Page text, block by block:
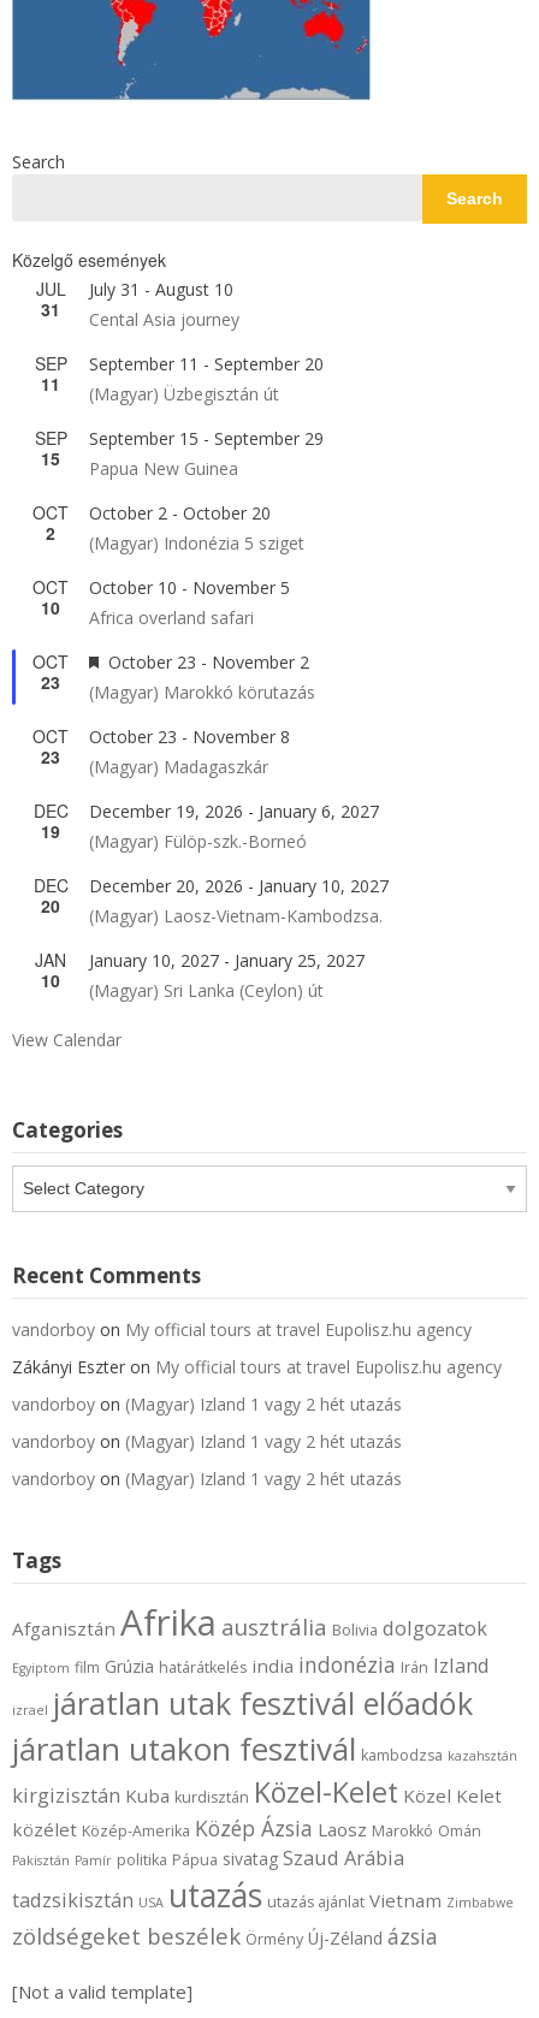
Search
Search
Közelgő események
JUL
31
July 31 - August 10
Cental Asia journey
SEP
11
September 11 - September 20
(Magyar) Üzbegisztán út
SEP
15
September 15 - September 29
Papua New Guinea
OCT
2
October 2 - October 20
(Magyar) Indonézia 5 sziget
OCT
10
October 10 - November 5
Africa overland safari
OCT
23
Featured
October 23 - November 2
(Magyar) Marokkó körutazás
OCT
23
October 23 - November 8
(Magyar) Madagaszkár
DEC
19
December 19, 2026 - January 6, 2027
(Magyar) Fülöp-szk.-Borneó
DEC
20
December 20, 2026 - January 10, 2027
(Magyar) Laosz-Vietnam-Kambodzsa.
JAN
10
January 10, 2027 - January 25, 2027
(Magyar) Sri Lanka (Ceylon) út
View Calendar
Categories
Categories
Recent Comments
vandorboy on My official tours at travel Eupolisz.hu agency
Zákányi Eszter on My official tours at travel Eupolisz.hu agency
vandorboy on (Magyar) Izland 1 vagy 2 hét utazás
vandorboy on (Magyar) Izland 1 vagy 2 hét utazás
vandorboy on (Magyar) Izland 1 vagy 2 hét utazás
Tags
Afganisztán Afrika ausztrália Bolivia dolgozatok
Egyiptom film Grúzia határátkelés india indonézia Irán Izland
izrael járatlan utak fesztivál előadók
járatlan utakon fesztivál kambodzsa kazahsztán
kirgizisztán Kuba kurdisztán Közel-Kelet Közel Kelet
közélet Közép-Amerika Közép Ázsia Laosz Marokkó Omán
Pakisztán Pamír politika Pápua sivatag Szaud Arábia
tadzsikisztán USA utazás utazás ajánlat Vietnam Zimbabwe
zöldségeket beszélek Örmény Új-Zéland ázsia
[Not a valid template]